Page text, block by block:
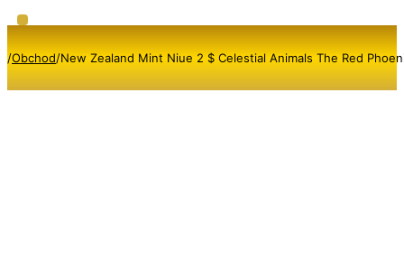
/Obchod/New Zealand Mint Niue 2 $ Celestial Animals The Red